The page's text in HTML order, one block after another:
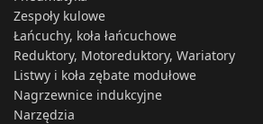
Zespoły kulowe
Łańcuchy, koła łańcuchowe
Reduktory, Motoreduktory, Wariatory
Listwy i koła zębate modułowe
Nagrzewnice indukcyjne
Narzędzia